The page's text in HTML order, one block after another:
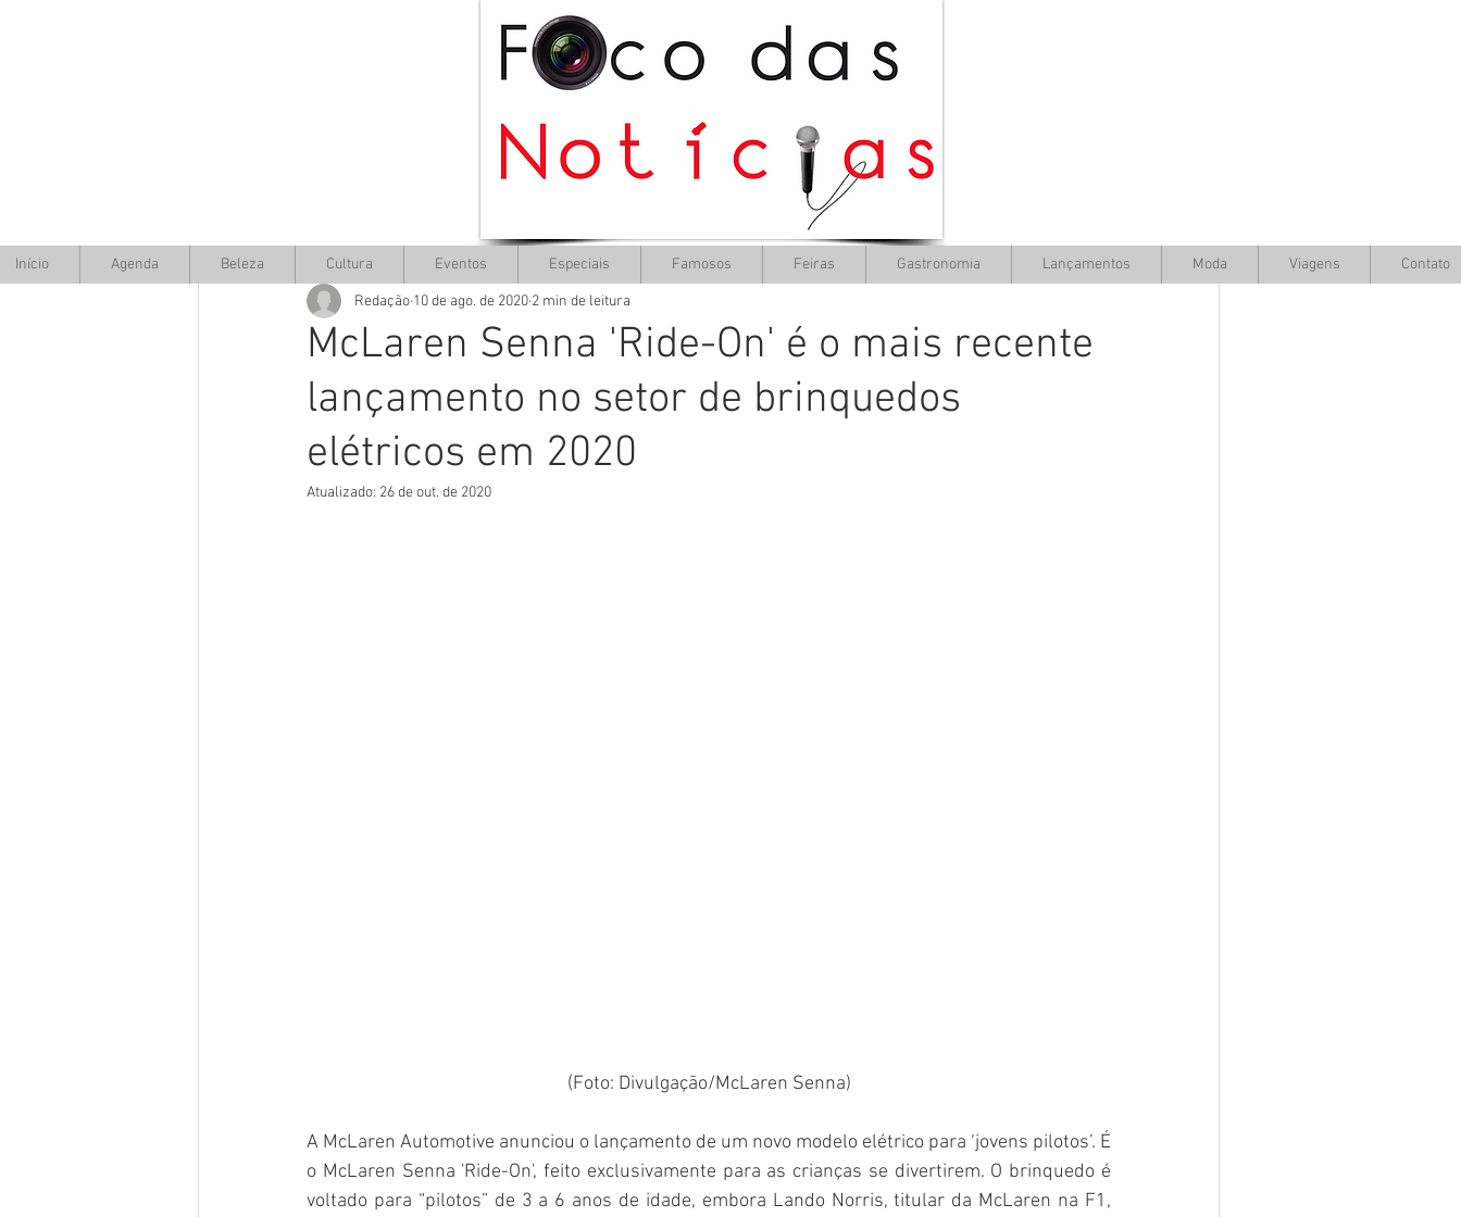
McLaren Senna 'Ride-On' é o mais recente
lançamento no setor de brinquedos
elétricos em 2020
Redação 10 de ago. de 2020 2 min de leitura
Atualizado: 26 de out. de 2020
(Foto: Divulgação/McLaren Senna)
A McLaren Automotive anunciou o lançamento de um novo modelo elétrico para ‘jovens pilotos’. É
o McLaren Senna 'Ride-On', feito exclusivamente para as crianças se divertirem. O brinquedo é
voltado para “pilotos” de 3 a 6 anos de idade, embora Lando Norris, titular da McLaren na F1,
Início Agenda Beleza Cultura Eventos Especiais Famosos Feiras Gastronomia Lançamentos Moda Viagens Contato